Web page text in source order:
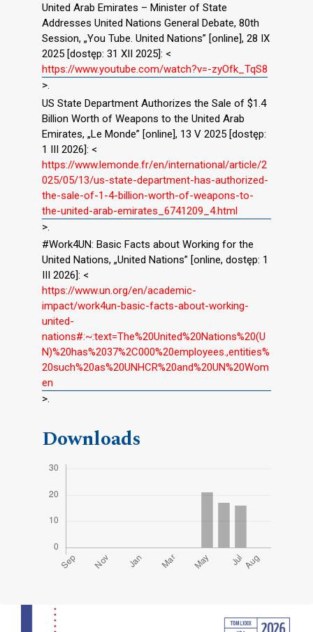
United Arab Emirates – Minister of State
Addresses United Nations General Debate, 80th
Session, „You Tube. United Nations” [online], 28 IX
2025 [dostęp: 31 XII 2025]: <
https://www.youtube.com/watch?v=-zyOfk_TqS8
>.
US State Department Authorizes the Sale of $1.4
Billion Worth of Weapons to the United Arab
Emirates, „Le Monde” [online], 13 V 2025 [dostęp:
1 III 2026]: <
https://www.lemonde.fr/en/international/article/2
025/05/13/us-state-department-has-authorized-
the-sale-of-1-4-billion-worth-of-weapons-to-
the-united-arab-emirates_6741209_4.html
>.
#Work4UN: Basic Facts about Working for the
United Nations, „United Nations” [online, dostęp: 1
III 2026]: <
https://www.un.org/en/academic-
impact/work4un-basic-facts-about-working-
united-
nations#:~:text=The%20United%20Nations%20(U
N)%20has%2037%2C000%20employees.,entities%
20such%20as%20UNHCR%20and%20UN%20Wom
en
>.
Downloads
Cover image